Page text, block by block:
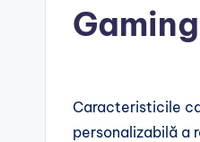
Caracteristicile
personalizabilă a